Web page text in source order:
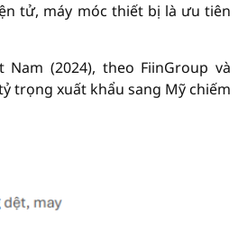
tử, máy móc thiết bị là ưu tiên
(2024), theo FiinGroup và
trọng xuất khẩu sang Mỹ chiếm